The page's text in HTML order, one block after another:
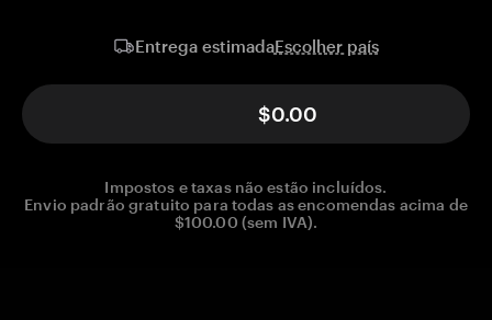
Entrega estimadaEscolher país
$0.00
Impostos e taxas não estão incluídos.
Envio padrão gratuito para todas as encomendas acima de
$100.00 (sem IVA).